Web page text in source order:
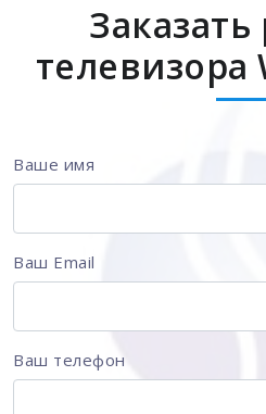
телевизора
Ваше имя
Ваш Email
Ваш телефон